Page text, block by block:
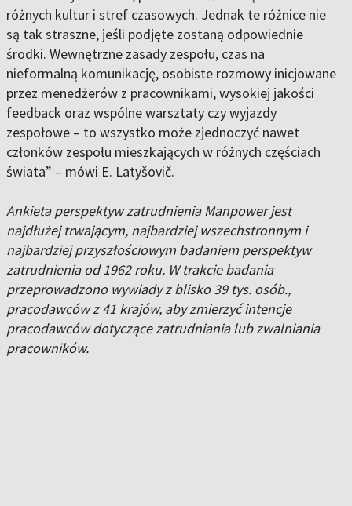
różnych kultur i stref czasowych. Jednak te różnice nie
są tak straszne, jeśli podjęte zostaną odpowiednie
środki. Wewnętrzne zasady zespołu, czas na
nieformalną komunikację, osobiste rozmowy inicjowane
przez menedżerów z pracownikami, wysokiej jakości
feedback oraz wspólne warsztaty czy wyjazdy
zespołowe – to wszystko może zjednoczyć nawet
członków zespołu mieszkających w różnych częściach
świata” – mówi E. Latyšovič.
Ankieta perspektyw zatrudnienia Manpower jest
najdłużej trwającym, najbardziej wszechstronnym i
najbardziej przyszłościowym badaniem perspektyw
zatrudnienia od 1962 roku. W trakcie badania
przeprowadzono wywiady z blisko 39 tys. osób.,
pracodawców z 41 krajów, aby zmierzyć intencje
pracodawców dotyczące zatrudniania lub zwalniania
pracowników.